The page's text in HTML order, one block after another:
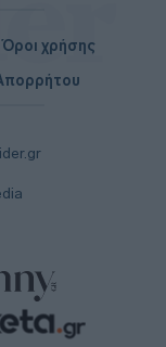
Όροι χρήσης